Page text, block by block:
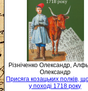
Різніченко Олександр,
Олександр
Присяга козацьких полків,
у поході 1718 року